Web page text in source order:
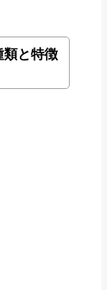
類と特徴